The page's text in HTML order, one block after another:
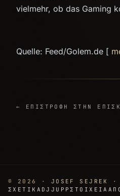
vielmehr, ob das Gaming
Quelle: Feed/Golem.de [
← ΕΠΙΣΤΡΟΦΉ ΣΤΗΝ
© 2026 · JOSEF SEJREK
·
ΣΧΕΤΙΚΆ DJJUPPΣΤΟΙΧΕΊΑ